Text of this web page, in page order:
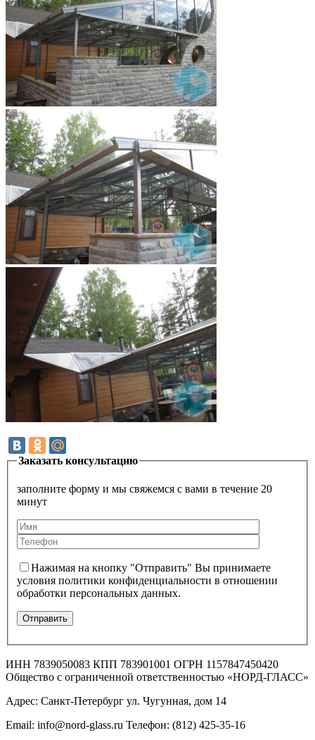
Заказать консультацию
заполните форму и мы свяжемся с вами в течение 20
минут
Нажимая на кнопку "Отправить" Вы принимаете
условия политики конфиденциальности в отношении
обработки персональных данных.
ИНН 7839050083 КПП 783901001 ОГРН 1157847450420
Общество с ограниченной ответственностью «НОРД-ГЛАСС»
Адрес: Санкт-Петербург ул. Чугунная, дом 14
Email: info@nord-glass.ru Телефон: (812) 425-35-16